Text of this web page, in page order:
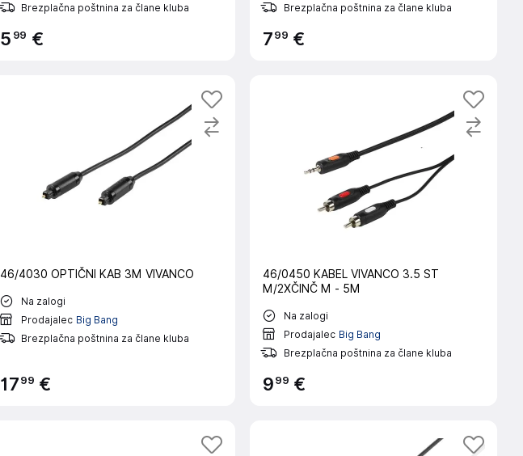
Brezplačna poštnina za člane kluba
5 99 €
Brezplačna poštnina za člane kluba
799 €
46/4030 OPTIČNI KAB 3M VIVANCO
Na zalogi
Prodajalec Big Bang
Brezplačna poštnina za člane kluba
1799 €
46/0450 KABEL VIVANCO 3.5 ST
M/2XČINČ M - 5M
Na zalogi
Prodajalec Big Bang
Brezplačna poštnina za člane kluba
999 €